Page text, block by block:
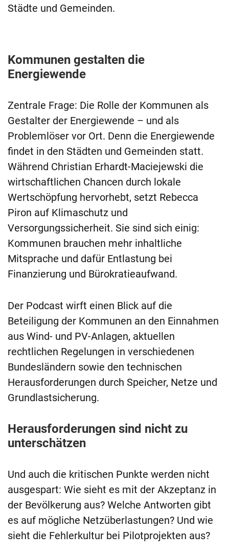
Städte und Gemeinden.
Kommunen gestalten die
Energiewende
Zentrale Frage: Die Rolle der Kommunen als
Gestalter der Energiewende – und als
Problemlöser vor Ort. Denn die Energiewende
findet in den Städten und Gemeinden statt.
Während Christian Erhardt-Maciejewski die
wirtschaftlichen Chancen durch lokale
Wertschöpfung hervorhebt, setzt Rebecca
Piron auf Klimaschutz und
Versorgungssicherheit. Sie sind sich einig:
Kommunen brauchen mehr inhaltliche
Mitsprache und dafür Entlastung bei
Finanzierung und Bürokratieaufwand.
Der Podcast wirft einen Blick auf die
Beteiligung der Kommunen an den Einnahmen
aus Wind- und PV-Anlagen, aktuellen
rechtlichen Regelungen in verschiedenen
Bundesländern sowie den technischen
Herausforderungen durch Speicher, Netze und
Grundlastsicherung.
Herausforderungen sind nicht zu
unterschätzen
Und auch die kritischen Punkte werden nicht
ausgespart: Wie sieht es mit der Akzeptanz in
der Bevölkerung aus? Welche Antworten gibt
es auf mögliche Netzüberlastungen? Und wie
sieht die Fehlerkultur bei Pilotprojekten aus?